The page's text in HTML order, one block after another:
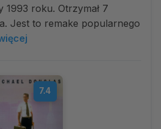
1993 roku. Otrzymał 7
Jest to remake popularnego
7.4